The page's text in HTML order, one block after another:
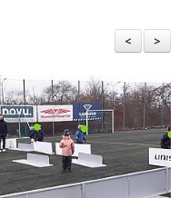
>
<